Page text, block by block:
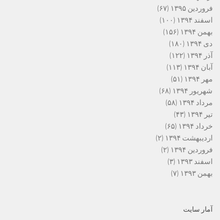
فروردین ۱۳۹۵
(۶۷)
اسفند ۱۳۹۴
(۱۰۰)
بهمن ۱۳۹۴
(۱۵۶)
دی ۱۳۹۴
(۱۸۰)
آذر ۱۳۹۴
(۱۲۲)
آبان ۱۳۹۴
(۱۱۳)
مهر ۱۳۹۴
(۵۱)
شهریور ۱۳۹۴
(۶۸)
مرداد ۱۳۹۴
(۵۸)
تیر ۱۳۹۴
(۴۳)
خرداد ۱۳۹۴
(۶۵)
اردیبهشت ۱۳۹۴
(۲)
فروردین ۱۳۹۴
(۲)
اسفند ۱۳۹۳
(۳)
بهمن ۱۳۹۳
(۷)
آمار سایت